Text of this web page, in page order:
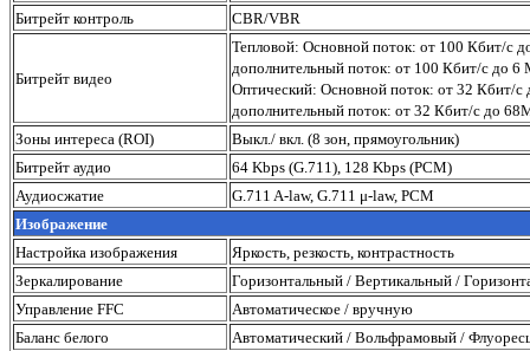
Битрейт контроль
CBR/VBR
Битрейт видео
Тепловой: Основной поток: от 100 Кбит/с
дополнительный поток: от 100 Кбит/с до 6
Оптический: Основной поток: от 32 Кбит/
дополнительный поток: от 32 Кбит/с до
Зоны интереса (ROI)
Выкл./ вкл. (8 зон, прямоугольник)
Битрейт аудио
64 Kbps (G.711), 128 Kbps (PCM)
Аудиосжатие
G.711 A-law, G.711 μ-law, PCM
Изображение
Настройка изображения
Яркость, резкость, контрастность
Зеркалирование
Горизонтальный / Вертикальный /
Управление FFC
Автоматическое / вручную
Баланс белого
Автоматический / Вольфрамовый /